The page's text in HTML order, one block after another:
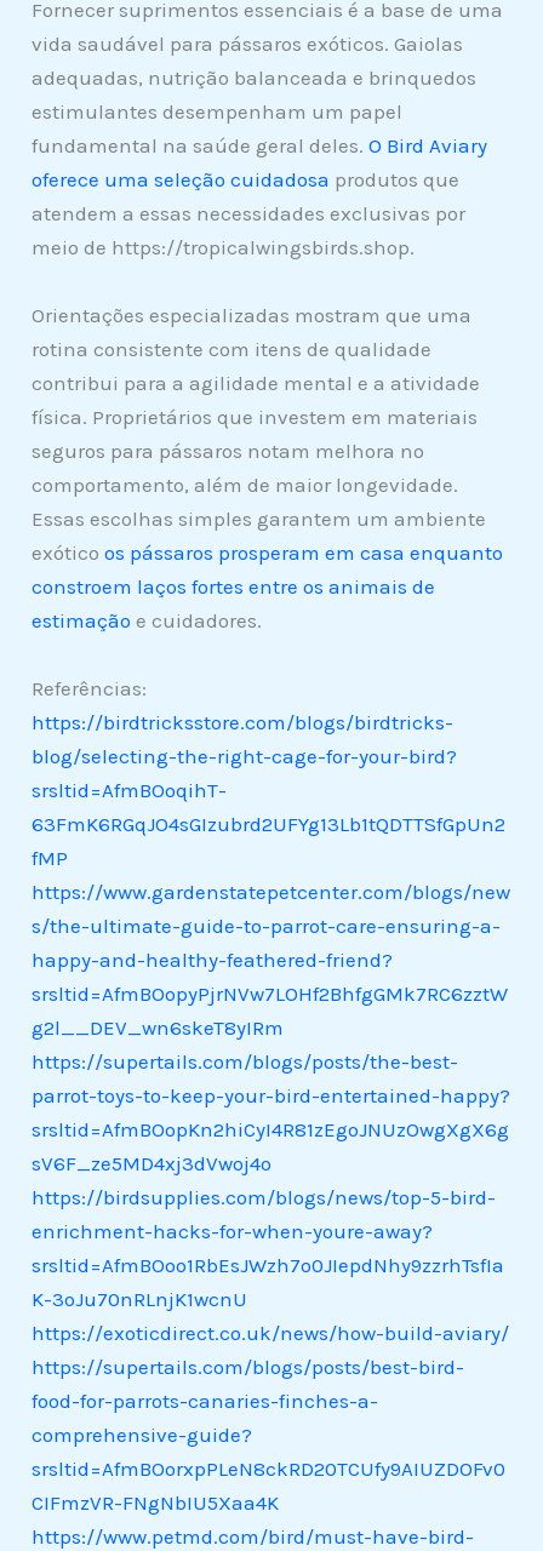
Fornecer suprimentos essenciais é a base de uma
vida saudável para pássaros exóticos. Gaiolas
adequadas, nutrição balanceada e brinquedos
estimulantes desempenham um papel
fundamental na saúde geral deles.O Bird Aviary
oferece uma seleção cuidadosa produtos que
atendem a essas necessidades exclusivas por
meio de https://tropicalwingsbirds.shop.
Orientações especializadas mostram que uma
rotina consistente com itens de qualidade
contribui para a agilidade mental e a atividade
física. Proprietários que investem em materiais
seguros para pássaros notam melhora no
comportamento, além de maior longevidade.
Essas escolhas simples garantem um ambiente
exóticoos pássaros prosperam em casa enquanto
constroem laços fortes entre os animais de
estimação e cuidadores.
Referências:
https://birdtricksstore.com/blogs/birdtricks-
blog/selecting-the-right-cage-for-your-bird?
srsltid=AfmBOoqihT-
63FmK6RGqJO4sGIzubrd2UFYg13Lb1tQDTTSfGpUn2
fMP
https://www.gardenstatepetcenter.com/blogs/new
s/the-ultimate-guide-to-parrot-care-ensuring-a-
happy-and-healthy-feathered-friend?
srsltid=AfmBOopyPjrNVw7LOHf2BhfgGMk7RC6zztW
g2l__DEV_wn6skeT8yIRm
https://supertails.com/blogs/posts/the-best-
parrot-toys-to-keep-your-bird-entertained-happy?
srsltid=AfmBOopKn2hiCyI4R81zEgoJNUzOwgXgX6g
sV6F_ze5MD4xj3dVwoj4o
https://birdsupplies.com/blogs/news/top-5-bird-
enrichment-hacks-for-when-youre-away?
srsltid=AfmBOoo1RbEsJWzh7o0JIepdNhy9zzrhTsfIa
K-3oJu70nRLnjK1wcnU
https://exoticdirect.co.uk/news/how-build-aviary/
https://supertails.com/blogs/posts/best-bird-
food-for-parrots-canaries-finches-a-
comprehensive-guide?
srsltid=AfmBOorxpPLeN8ckRD20TCUfy9AIUZDOFv0
CIFmzVR-FNgNbIU5Xaa4K
https://www.petmd.com/bird/must-have-bird-